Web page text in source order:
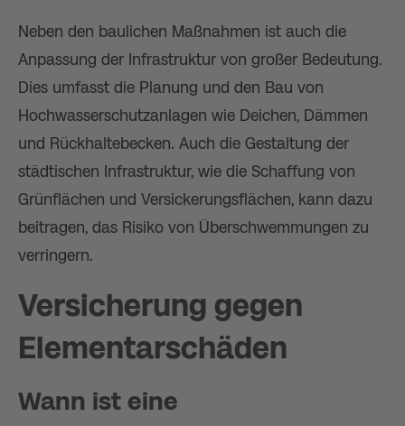
Neben den baulichen Maßnahmen ist auch die
Anpassung der Infrastruktur von großer Bedeutung.
Dies umfasst die Planung und den Bau von
Hochwasserschutzanlagen wie Deichen, Dämmen
und Rückhaltebecken. Auch die Gestaltung der
städtischen Infrastruktur, wie die Schaffung von
Grünflächen und Versickerungsflächen, kann dazu
beitragen, das Risiko von Überschwemmungen zu
verringern.
Versicherung gegen
Elementarschäden
Wann ist eine